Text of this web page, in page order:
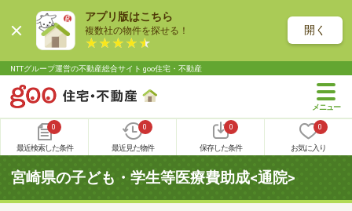
アプリ版はこちら
複数社の物件を探せる！ 開く
NTTグループ運営の不動産総合サイト goo住宅・不動産
0
最近検索した条件
0
最近見た物件
0
保存した条件
0
お気に入り
宮崎県の子ども・学生等医療費助成<通院>